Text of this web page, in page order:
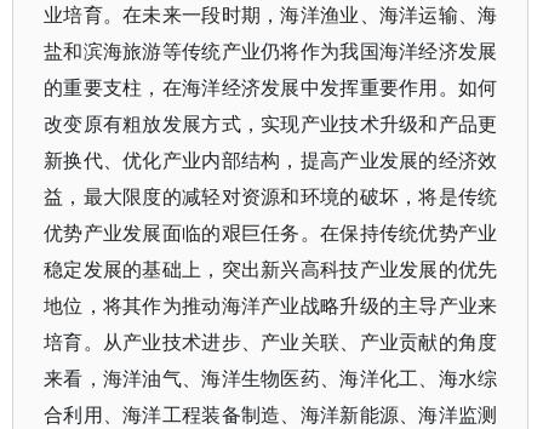
业培育。在未来一段时期，海洋渔业、海洋运输、海
盐和滨海旅游等传统产业仍将作为我国海洋经济发展
的重要支柱，在海洋经济发展中发挥重要作用。如何
改变原有粗放发展方式，实现产业技术升级和产品更
新换代、优化产业内部结构，提高产业发展的经济效
益，最大限度的减轻对资源和环境的破坏，将是传统
优势产业发展面临的艰巨任务。在保持传统优势产业
稳定发展的基础上，突出新兴高科技产业发展的优先
地位，将其作为推动海洋产业战略升级的主导产业来
培育。从产业技术进步、产业关联、产业贡献的角度
来看，海洋油气、海洋生物医药、海洋化工、海水综
合利用、海洋工程装备制造、海洋新能源、海洋监测